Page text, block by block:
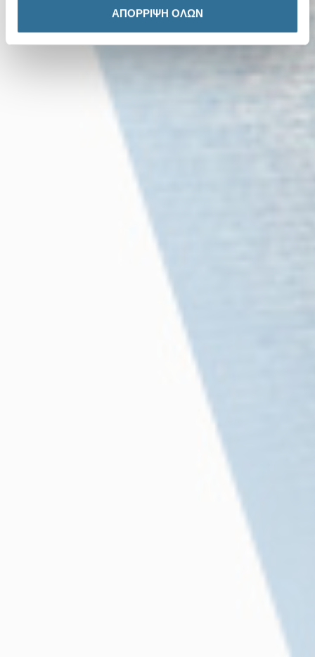
ΑΠΟΡΡΙΨΗ ΟΛΩΝ